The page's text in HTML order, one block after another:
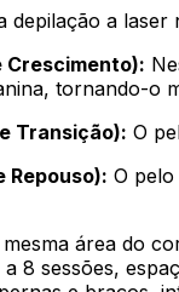
depilação a
Crescimento):
tornando-o
Transição): O
Repouso): O
área do
8 sessões,